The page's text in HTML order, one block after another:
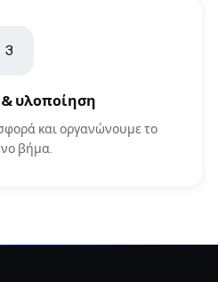
3
υλοποίηση
και οργανώνουμε το
βήμα.